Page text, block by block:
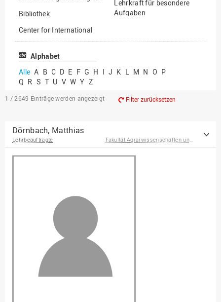
Bibliothek
Center for International
Mobility
Center for International
Chancengerechtigkeit
eLearning Competence
EU-Büro
Fakultät
Agrarwissenschaften und
und Informatik
Fakultät Management,
Kultur und Technik
Fakultät Wirtschafts- und
Sozialwissenschaften
Finanzen
Lehrkraft für besondere
Aufgaben
Professor*innen im
Alphabet
Alle A B C D E F G H I J K L M N O P
Q R S T U V W Y Z
1 / 2649 Einträge werden angezeigt Filter zurücksetzen
Dörnbach, Matthias
Lehrbeauftragte Fakultät Agrarwissenschaften und Landschaftsarchitektur